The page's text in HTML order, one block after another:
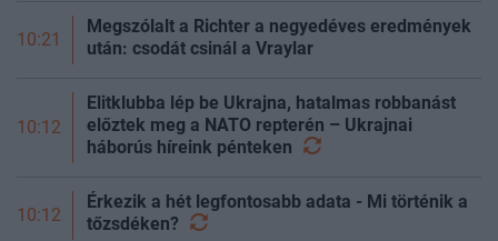
10:21
Megszólalt a Richter a negyedéves eredmények
után: csodát csinál a Vraylar
10:12
Elitklubba lép be Ukrajna, hatalmas robbanást
előztek meg a NATO repterén – Ukrajnai
háborús híreink pénteken
10:12
Érkezik a hét legfontosabb adata - Mi történik a
tőzsdéken?